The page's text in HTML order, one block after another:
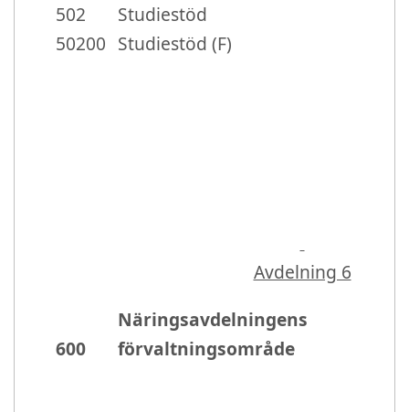
502
Studiestöd
50200 Studiestöd (F)
Avdelning 6
600
Näringsavdelningens
förvaltningsområde